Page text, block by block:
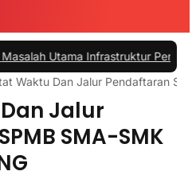
Infrastruktur Pengisian Daya
Waktu Dan Jalur Pendaftaran
Jalur
SMA-SMK